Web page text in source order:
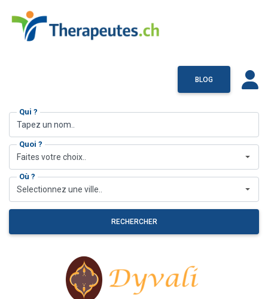
BLOG
Qui ?
Quoi ?
Faites votre choix..
Où ?
Selectionnez une ville..
RECHERCHER